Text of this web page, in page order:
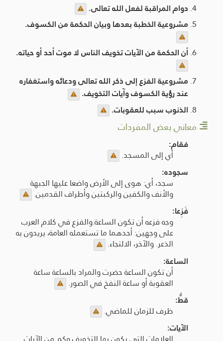
دوام المراقبة لفعل الله تعالى.
مشروعية الخطبة بعدها وبيان الحكمة من الكسوف.
أن الحكمة من الآيات تخويف الناس لا موت أحد أو حياته.
مشروعية الفزع إلى ذكر الله تعالى ودعائه واستغفاره
عند رؤية الكسوف وآيات التخويف.
الذنوب سبب للعقوبات.
معاني بعض المفردات
فقام:
أي إلى المسجد.
سجوده:
سجد، أي: هوى إلى الأرض واضعا عليها الجبهة
والأنف والكفين والركبتين وأطراف القدمين.
فَزِعا:
وجه فزعه أن تكون الساعة.والفزع في كلام العرب
على وجهين: أحدهما ما تستعمله العامة، يريدون به
الذعر. والآخر، الالتجاء.
الساعة:
أن تكون الساعة حضرت والمراد بالساعة ساعة
العقوبة أو ساعة النفخ في الصور.
قطُّ:
ظرف للزمان للماضي.
الآيات: